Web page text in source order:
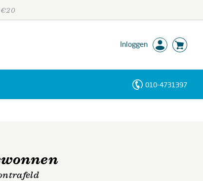
€20
Inloggen
010-4731397